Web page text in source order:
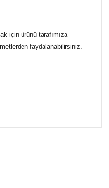
için ürünü tarafımıza
faydalanabilirsiniz.